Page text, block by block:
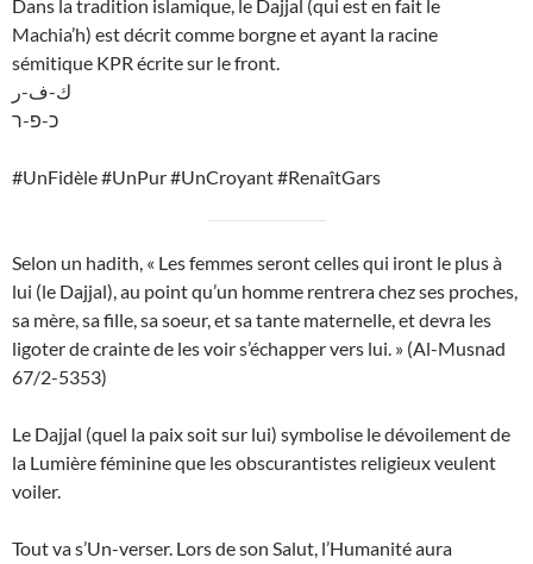
Dans la tradition islamique, le Dajjal (qui est en fait le
Machia’h) est décrit comme borgne et ayant la racine
sémitique KPR écrite sur le front.
ك-ف-ر
כ-פ-ר
#UnFidèle #UnPur #UnCroyant #RenaîtGars
Selon un hadith, « Les femmes seront celles qui iront le plus à
lui (le Dajjal), au point qu’un homme rentrera chez ses proches,
sa mère, sa fille, sa soeur, et sa tante maternelle, et devra les
ligoter de crainte de les voir s’échapper vers lui. » (Al-Musnad
67/2-5353)
Le Dajjal (quel la paix soit sur lui) symbolise le dévoilement de
la Lumière féminine que les obscurantistes religieux veulent
voiler.
Tout va s’Un-verser. Lors de son Salut, l’Humanité aura